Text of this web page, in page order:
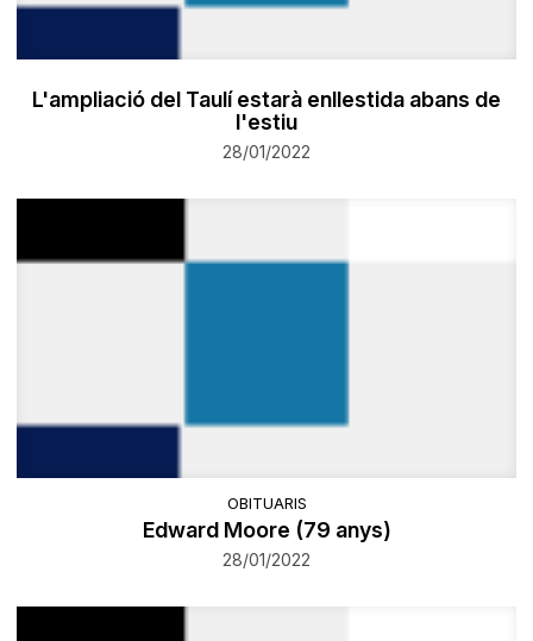
L'ampliació del Taulí estarà enllestida abans de
l'estiu
28/01/2022
OBITUARIS
Edward Moore (79 anys)
28/01/2022